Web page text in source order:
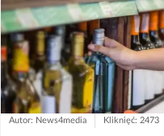
Autor: News4media Kliknięć: 2473